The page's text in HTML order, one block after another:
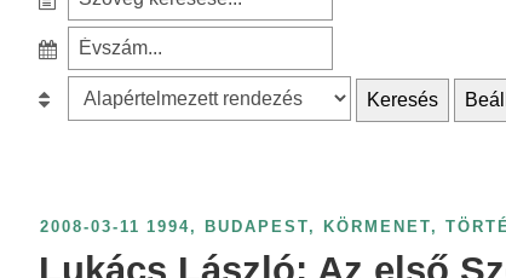
e
c
o
z
é
e
r
Keresés
2008-03-11 1994, BUDAPEST, KÖRMENET,